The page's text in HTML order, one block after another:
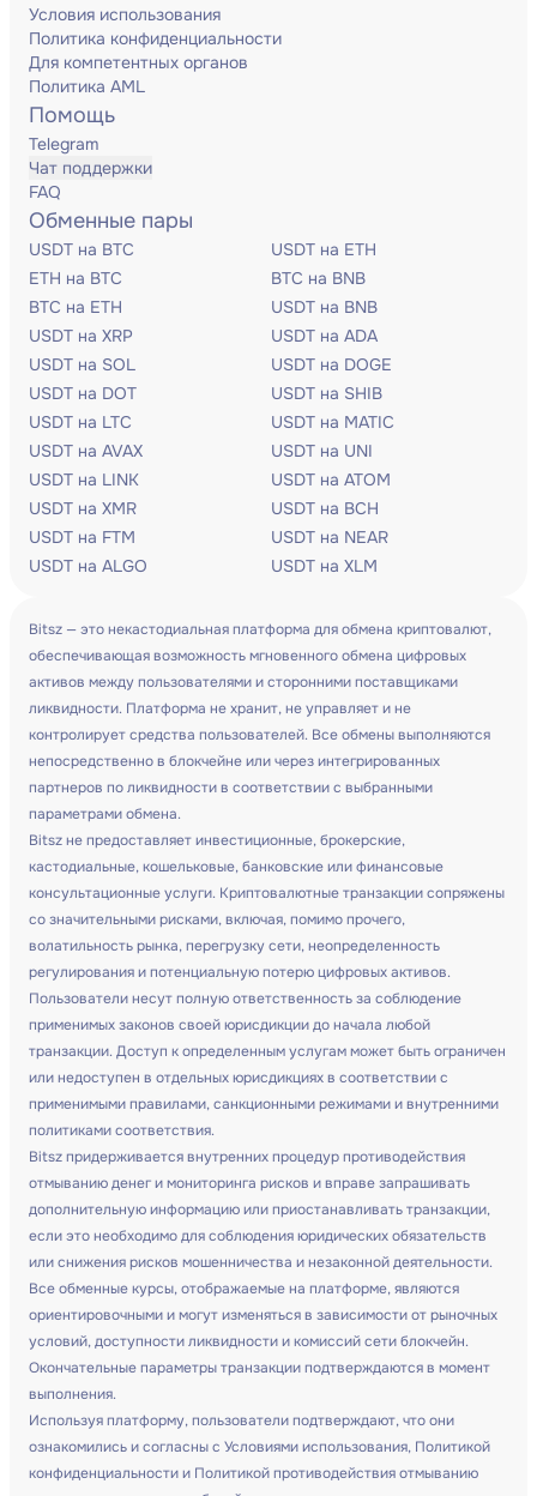
Условия использования
Политика конфиденциальности
Для компетентных органов
Политика AML
Помощь
Telegram
Чат поддержки
FAQ
Обменные пары
USDT на BTC
USDT на ETH
ETH на BTC
BTC на BNB
BTC на ETH
USDT на BNB
USDT на XRP
USDT на ADA
USDT на SOL
USDT на DOGE
USDT на DOT
USDT на SHIB
USDT на LTC
USDT на MATIC
USDT на AVAX
USDT на UNI
USDT на LINK
USDT на ATOM
USDT на XMR
USDT на BCH
USDT на FTM
USDT на NEAR
USDT на ALGO
USDT на XLM
Bitsz — это некастодиальная платформа для обмена криптовалют,
обеспечивающая возможность мгновенного обмена цифровых
активов между пользователями и сторонними поставщиками
ликвидности. Платформа не хранит, не управляет и не
контролирует средства пользователей. Все обмены выполняются
непосредственно в блокчейне или через интегрированных
партнеров по ликвидности в соответствии с выбранными
параметрами обмена.
Bitsz не предоставляет инвестиционные, брокерские,
кастодиальные, кошельковые, банковские или финансовые
консультационные услуги. Криптовалютные транзакции сопряжены
со значительными рисками, включая, помимо прочего,
волатильность рынка, перегрузку сети, неопределенность
регулирования и потенциальную потерю цифровых активов.
Пользователи несут полную ответственность за соблюдение
применимых законов своей юрисдикции до начала любой
транзакции. Доступ к определенным услугам может быть ограничен
или недоступен в отдельных юрисдикциях в соответствии с
применимыми правилами, санкционными режимами и внутренними
политиками соответствия.
Bitsz придерживается внутренних процедур противодействия
отмыванию денег и мониторинга рисков и вправе запрашивать
дополнительную информацию или приостанавливать транзакции,
если это необходимо для соблюдения юридических обязательств
или снижения рисков мошенничества и незаконной деятельности.
Все обменные курсы, отображаемые на платформе, являются
ориентировочными и могут изменяться в зависимости от рыночных
условий, доступности ликвидности и комиссий сети блокчейн.
Окончательные параметры транзакции подтверждаются в момент
выполнения.
Используя платформу, пользователи подтверждают, что они
ознакомились и согласны с Условиями использования, Политикой
конфиденциальности и Политикой противодействия отмыванию